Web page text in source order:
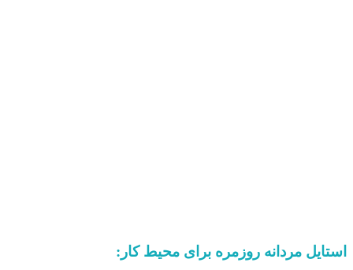
استایل مردانه روزمره برای محیط کار: